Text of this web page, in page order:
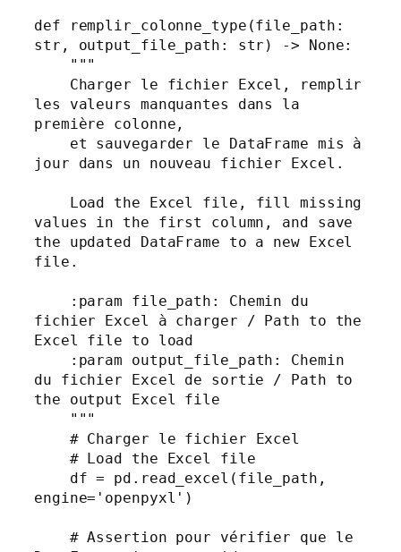
def remplir_colonne_type(file_path:
str, output_file_path: str) -> None:
les valeurs manquantes dans la
première colonne,
jour dans un nouveau fichier Excel.
values in the first column, and save
the updated DataFrame to a new Excel
file.
fichier Excel à charger / Path to the
Excel file to load
du fichier Excel de sortie / Path to
the output Excel file
engine='openpyxl')